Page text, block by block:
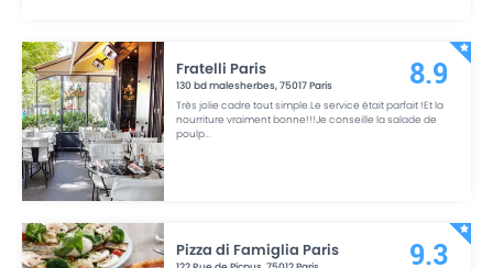
Fratelli Paris
130 bd malesherbes,75017Paris
Très jolie cadre tout simple.Le service était parfait !Et la
nourriture vraiment bonne!!!Je conseille la salade de
poulp...
8.9
Pizza di Famiglia Paris 9.3